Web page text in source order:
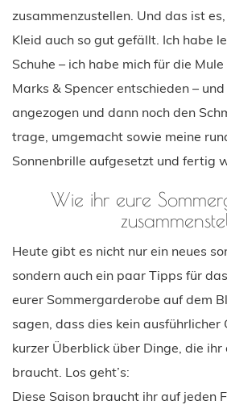
zusammenzustellen. Und das ist
Kleid auch so gut gefällt. Ich habe
Schuhe – ich habe mich für die
Marks & Spencer entschieden –
angezogen und dann noch den
trage, umgemacht sowie meine
Sonnenbrille aufgesetzt und fertig
Wie ihr eure
Heute gibt es nicht nur ein neues
sondern auch ein paar Tipps für
eurer Sommergarderobe auf dem
sagen, dass dies kein ausführlicher
kurzer Überblick über Dinge, die ihr
braucht. Los geht’s:
Diese Saison braucht ihr auf jeden